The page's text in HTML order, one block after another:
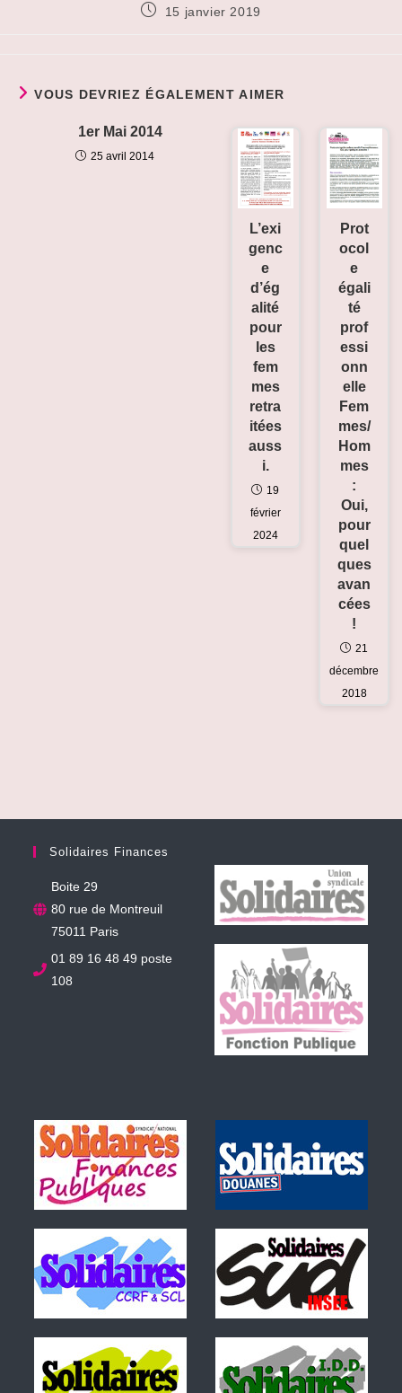
Publication
15 janvier 2019
VOUS DEVRIEZ ÉGALEMENT AIMER
Prot
ocol
e
égali
té
prof
essi
onn
elle
Fem
mes/
Hom
mes
:
Oui,
pour
quel
ques
avan
cées
!
21
décembre
2018
L’exi
genc
e
d’ég
alité
pour
les
fem
mes
retra
itées
auss
i.
19
février
2024
1er Mai 2014
25 avril 2014
Solidaires Finances
Boite 29
80 rue de Montreuil
75011 Paris
01 89 16 48 49 poste
108